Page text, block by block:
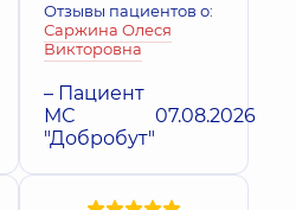
Отзывы пациентов о:
Саржина Олеся
Викторовна
– Пациент
МС
"Добробут"
07.08.2026